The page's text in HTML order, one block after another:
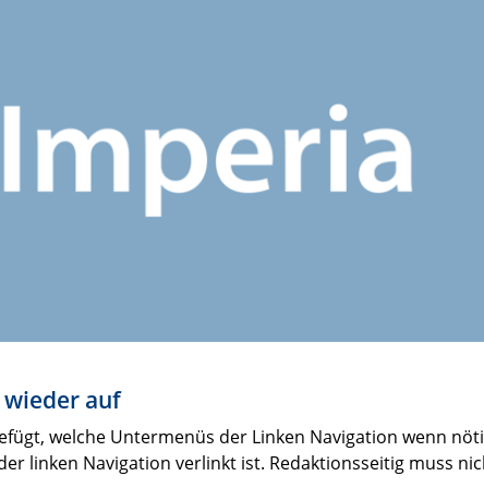
auf
welche Untermenüs der Linken Navigation wenn
linken Navigation verlinkt ist. Redaktionsseitig muss